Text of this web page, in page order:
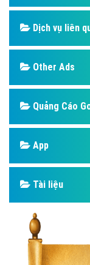
Dịch vụ liên
Other Ads
Quảng Cáo
App
Tài liệu